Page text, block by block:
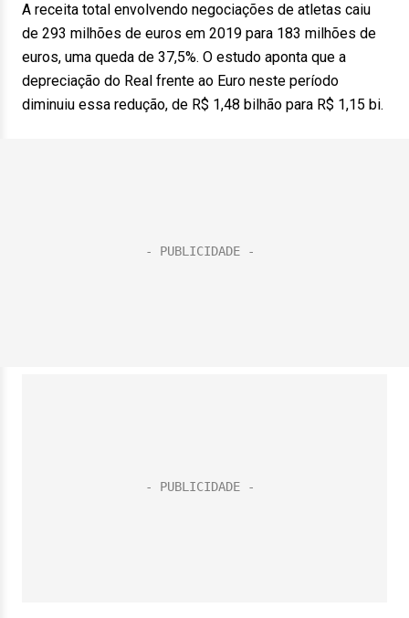
A receita total envolvendo negociações de atletas caiu
de 293 milhões de euros em 2019 para 183 milhões de
euros, uma queda de 37,5%. O estudo aponta que a
depreciação do Real frente ao Euro neste período
diminuiu essa redução, de R$ 1,48 bilhão para R$ 1,15 bi.